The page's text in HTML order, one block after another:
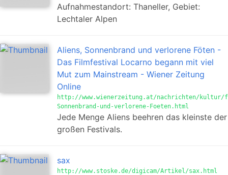
Aufnahmestandort: Thaneller, Gebiet:
Lechtaler Alpen
Aliens, Sonnenbrand und verlorene Föten -
Das Filmfestival Locarno begann mit viel
Mut zum Mainstream - Wiener Zeitung
Online
http://www.wienerzeitung.at/nachrichten/kultur/
Sonnenbrand-und-verlorene-Foeten.html
Jede Menge Aliens beehren das kleinste der
großen Festivals.
sax
http://www.stoske.de/digicam/Artikel/sax.html